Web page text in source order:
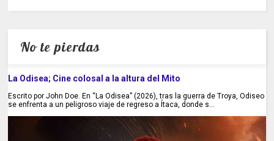
No te pierdas
La Odisea; Cine colosal a la altura del Mito
Escrito por John Doe. En “La Odisea” (2026), tras la guerra de Troya, Odiseo
se enfrenta a un peligroso viaje de regreso a Ítaca, donde s...